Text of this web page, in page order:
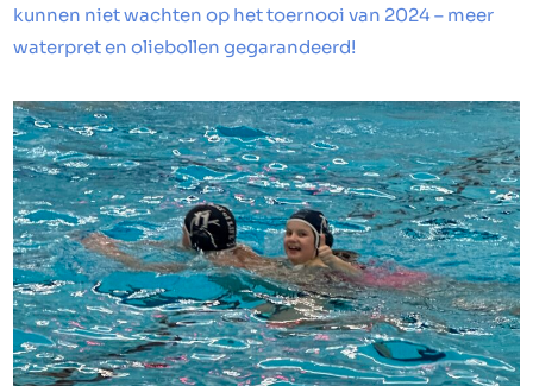
kunnen niet wachten op het toernooi van 2024 – meer
waterpret en oliebollen gegarandeerd!